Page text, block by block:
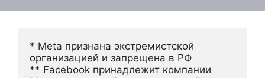
* Meta признана экстремистской
организацией и запрещена в РФ
** Facebook принадлежит компании